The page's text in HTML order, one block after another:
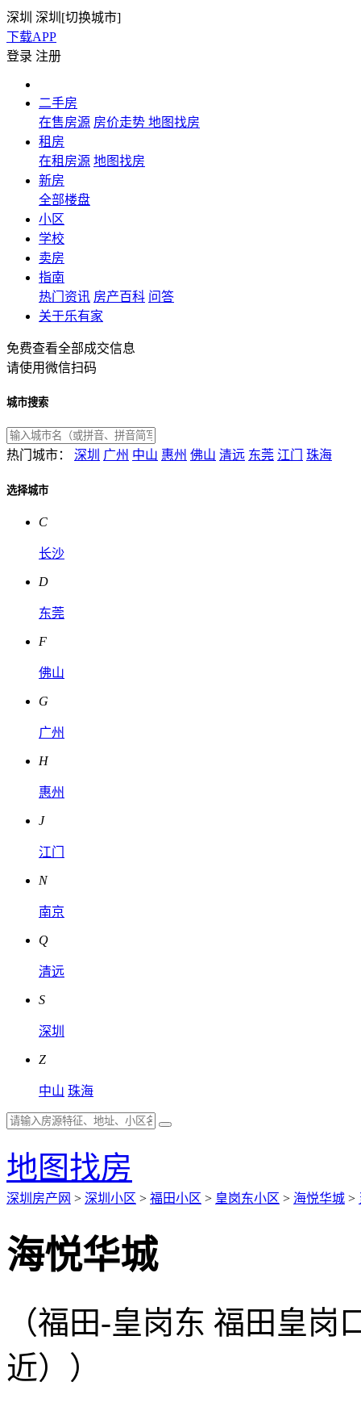
深圳 深圳[切换城市]
下载APP
登录 注册
二手房
在售房源 房价走势 地图找房
租房
在租房源 地图找房
新房
全部楼盘
小区
学校
卖房
指南
热门资讯 房产百科 问答
关于乐有家
免费查看全部成交信息
请使用微信扫码
城市搜索
热门城市： 深圳 广州 中山 惠州 佛山 清远 东莞 江门 珠海
选择城市
C
长沙
D
东莞
F
佛山
G
广州
H
惠州
J
江门
N
南京
Q
清远
S
深圳
Z
中山 珠海
地图找房
深圳房产网 > 深圳小区 > 福田小区 > 皇岗东小区 > 海悦华城 >
海悦华城
（福田-皇岗东 福田皇
近））